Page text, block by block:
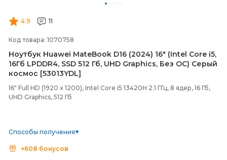
4.9 11
Код товара: 1070758
Ноутбук Huawei MateBook D16 (2024) 16" (Intel Core i5,
16Гб LPDDR4, SSD 512 Гб, UHD Graphics, Без ОС) Серый
космос [53013YDL]
16" Full HD (1920 x 1200), Intel Core i5 13420H 2.1 ГГц, 8 ядер, 16 Гб,
UHD Graphics, 512 Гб
Способы получения
+608 бонусов